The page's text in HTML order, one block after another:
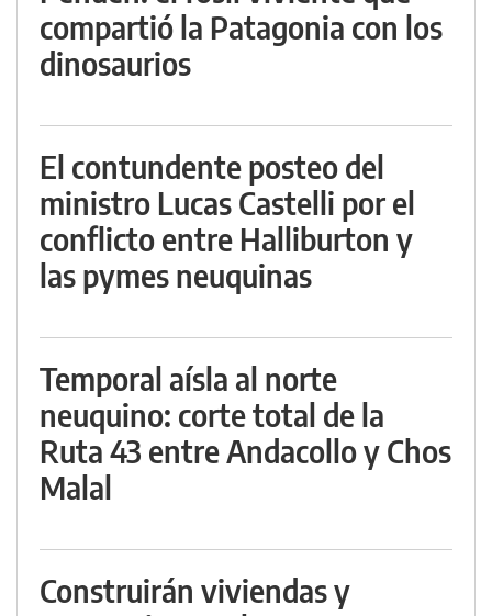
compartió la Patagonia con los
dinosaurios
El contundente posteo del
ministro Lucas Castelli por el
conflicto entre Halliburton y
las pymes neuquinas
Temporal aísla al norte
neuquino: corte total de la
Ruta 43 entre Andacollo y Chos
Malal
Construirán viviendas y